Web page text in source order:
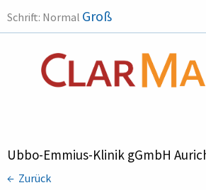
Schrift: Normal Groß
Ubbo-Emmius-Klinik gGmbH
← Zurück